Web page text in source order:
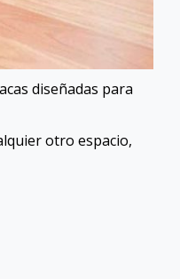
diseñadas para
otro espacio,